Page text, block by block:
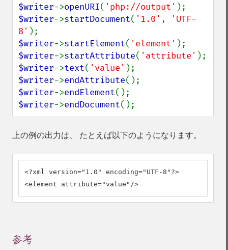
$writer->openURI( 'php://output'
$writer->startDocument( '1.0' ,
'UTF-
8'
$writer->startElement( 'element'
$writer->startAttribute( 'attribute'
$writer->text( 'value'
$writer->endAttribute
$writer->endElement
$writer->endDocument();
上の例の出力は、 たとえば以下のようになります。
<?xml version="1.0" encoding="UTF-8"?>
<element attribute="value"/>
参考